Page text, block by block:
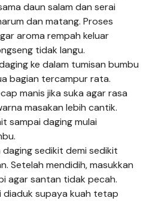
daun salam dan serai
dan matang. Proses
aroma rempah keluar
tidak langu.
ke dalam tumisan bumbu
bagian tercampur rata.
manis jika suka agar rasa
masakan lebih cantik.
sampai daging mulai
sedikit demi sedikit
Setelah mendidih, masukkan
agar santan tidak pecah.
diaduk supaya kuah tetap